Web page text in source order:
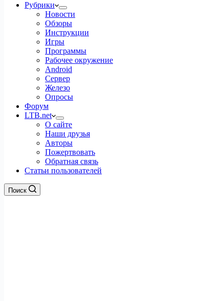
Рубрики
Новости
Обзоры
Инструкции
Игры
Программы
Рабочее окружение
Android
Сервер
Железо
Опросы
Форум
LTB.net
О сайте
Наши друзья
Авторы
Пожертвовать
Обратная связь
Статьи пользователей
Поиск